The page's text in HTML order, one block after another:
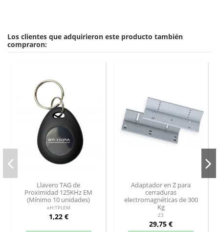
Los clientes que adquirieron este producto también
compraron:
Llavero TAG de
Proximidad 125KHz EM
(Mínimo 10 unidades)
eH:TPLEM
1,22 €
Adaptador en Z para
cerraduras
electromagnéticas de 300
Kg
Z3
29,75 €